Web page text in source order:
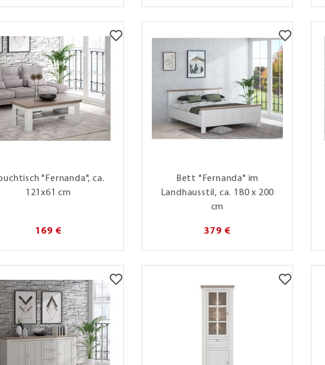
"Fernanda", ca.
121x61 cm
169 €
Bett "Fernanda" im
Landhausstil, ca. 180 x 200
cm
379 €